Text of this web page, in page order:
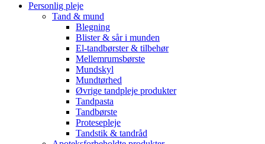
Personlig pleje
Tand & mund
Blegning
Blister & sår i munden
El-tandbørster & tilbehør
Mellemrumsbørste
Mundskyl
Mundtørhed
Øvrige tandpleje produkter
Tandpasta
Tandbørste
Protesepleje
Tandstik & tandråd